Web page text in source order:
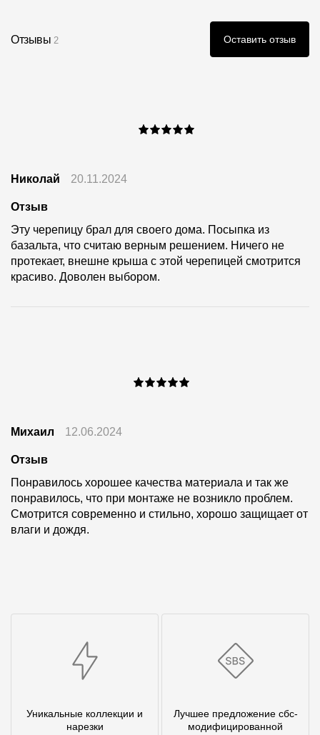
Отзывы 2 Оставить отзыв
Николай 20.11.2024
Отзыв
Эту черепицу брал для своего дома. Посыпка из
базальта, что считаю верным решением. Ничего не
протекает, внешне крыша с этой черепицей смотрится
красиво. Доволен выбором.
Михаил 12.06.2024
Отзыв
Понравилось хорошее качества материала и так же
понравилось, что при монтаже не возникло проблем.
Смотрится современно и стильно, хорошо защищает от
влаги и дождя.
Уникальные коллекции и
нарезки
Лучшее предложение сбс-
модифицированной